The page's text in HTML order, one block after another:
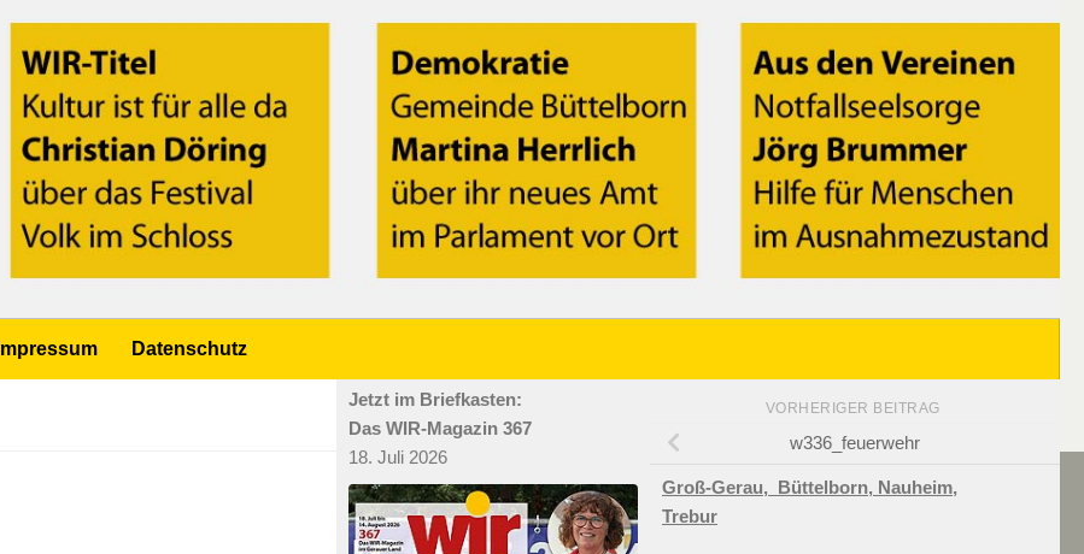
Impressum Datenschutz
VORHERIGER BEITRAG
w336_feuerwehr
Groß-Gerau, Büttelborn, Nauheim,
Trebur
Jetzt im Briefkasten:
Das WIR-Magazin 367
18. Juli 2026